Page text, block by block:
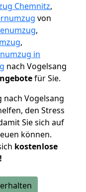
Chemnitz,
von
,
,
in
nach Vogelsang
für Sie.
Vogelsang
den Stress
Sie sich auf
können.
kostenlose